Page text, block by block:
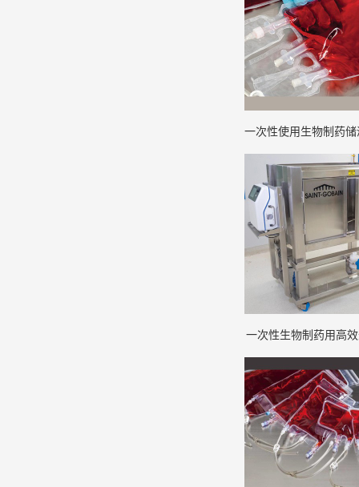
一次性使用生物制药储
mL至3,000 L一次性
一次性生物制药用高
匀系统(1)